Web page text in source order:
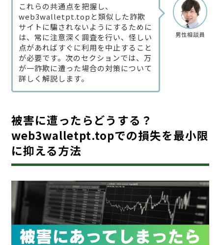
男性相談員
これらの共通点を把握し、
web3walletpt.topと類似した詐欺
サイトに騙されないようにするために
は、常に注意深く調査を行い、怪しい
点があればすぐに利用を中止すること
が必要です。次のセクションでは、万
が一詐欺に遭った場合の対策について
詳しく解説します。
被害に遭ったらどうする？
web3walletpt.topでの損失を最小限
に抑える方法